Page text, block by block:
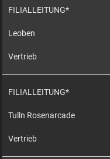
FILIALLEITUNG*
Leoben
Vertrieb
FILIALLEITUNG*
Tulln Rosenarcade
Vertrieb